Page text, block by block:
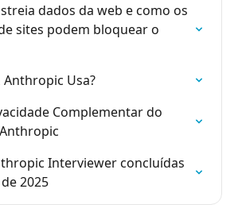
dados da web e como os
sites podem bloquear o
Anthropic Usa?
Complementar do
Interviewer concluídas
2025